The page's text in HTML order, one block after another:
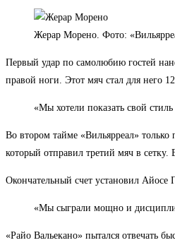
Жерар Морено. Фото:
Первый удар по самолюбию гостей
правой ноги. Этот мяч стал для него
«Мы хотели показать свой
Во втором тайме «Вильярреал»
который отправил третий мяч в
Окончательный счет установил
«Мы сыграли мощно и
«Райо Вальекано» пытался отвечать